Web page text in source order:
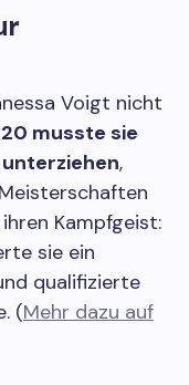
Voigt nicht
musste sie
,
Kampfgeist:
sie ein
qualifizierte
(Mehr dazu auf